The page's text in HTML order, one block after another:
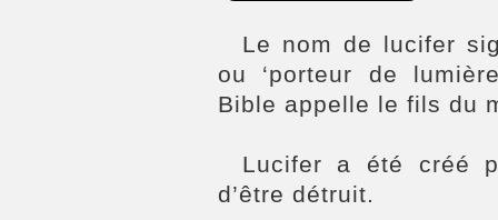
Le nom de lucifer
ou ‘porteur de
Bible appelle le fils du
Lucifer a été créé
d’être détruit.